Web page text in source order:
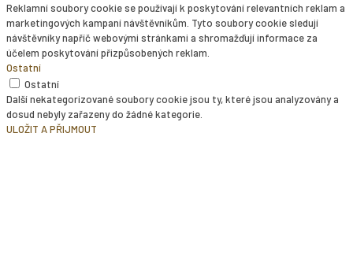
Reklamní soubory cookie se používají k poskytování relevantních reklam a
marketingových kampaní návštěvníkům. Tyto soubory cookie sledují
návštěvníky napříč webovými stránkami a shromažďují informace za
účelem poskytování přizpůsobených reklam.
Ostatní
Ostatní
Další nekategorizované soubory cookie jsou ty, které jsou analyzovány a
dosud nebyly zařazeny do žádné kategorie.
ULOŽIT A PŘIJMOUT